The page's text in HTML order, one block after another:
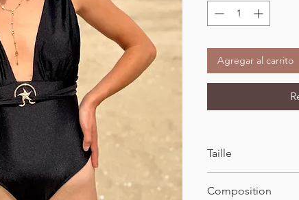
Agregar al carrito
Taille
34-42
Composition